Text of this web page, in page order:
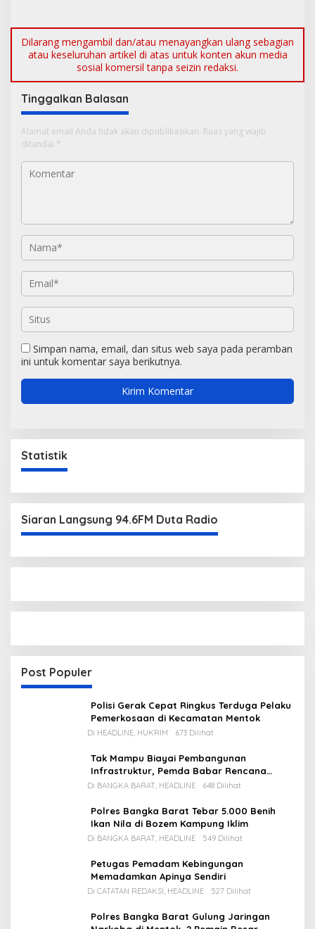
Dilarang mengambil dan/atau menayangkan ulang sebagian
atau keseluruhan artikel di atas untuk konten akun media
sosial komersil tanpa seizin redaksi.
Tinggalkan Balasan
Alamat email Anda tidak akan dipublikasikan. Ruas yang wajib
ditandai *
Simpan nama, email, dan situs web saya pada peramban
ini untuk komentar saya berikutnya.
Statistik
Siaran Langsung 94.6FM Duta Radio
Post Populer
Polisi Gerak Cepat Ringkus Terduga Pelaku
Pemerkosaan di Kecamatan Mentok
Di HEADLINE, HUKRIM 673 Dilihat
Tak Mampu Biayai Pembangunan
Infrastruktur, Pemda Babar Rencana
Utang Rp65 M
Di BANGKA BARAT, HEADLINE 648 Dilihat
Polres Bangka Barat Tebar 5.000 Benih
Ikan Nila di Bozem Kampung Iklim
Di BANGKA BARAT, HEADLINE 549 Dilihat
Petugas Pemadam Kebingungan
Memadamkan Apinya Sendiri
Di CATATAN REDAKSI, HEADLINE 527 Dilihat
Polres Bangka Barat Gulung Jaringan